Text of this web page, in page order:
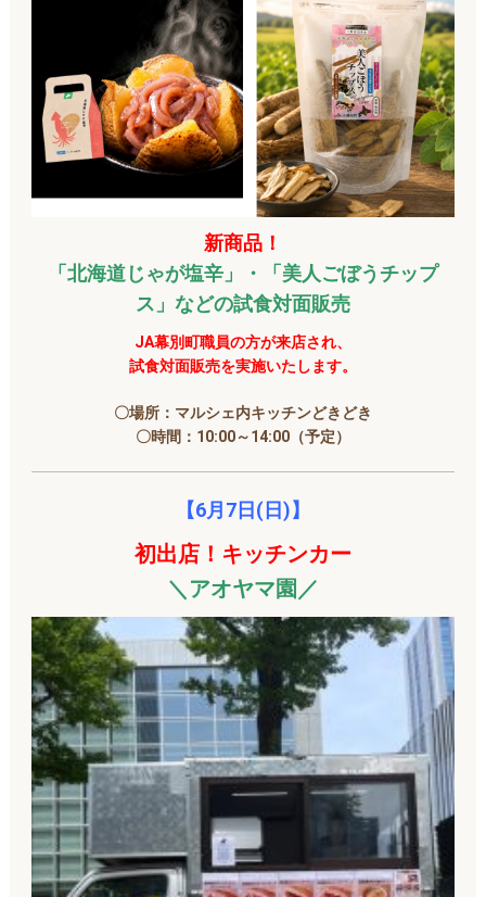
新商品！
「北海道じゃが塩辛」・「美人ごぼうチップ
ス」などの試食対面販売
JA幕別町職員の方が来店され、
試食対面販売を実施いたします。
〇場所：マルシェ内キッチンどきどき
〇時間：10:00～14:00（予定）
【6月7日(日)】
初出店！キッチンカー
＼アオヤマ園／